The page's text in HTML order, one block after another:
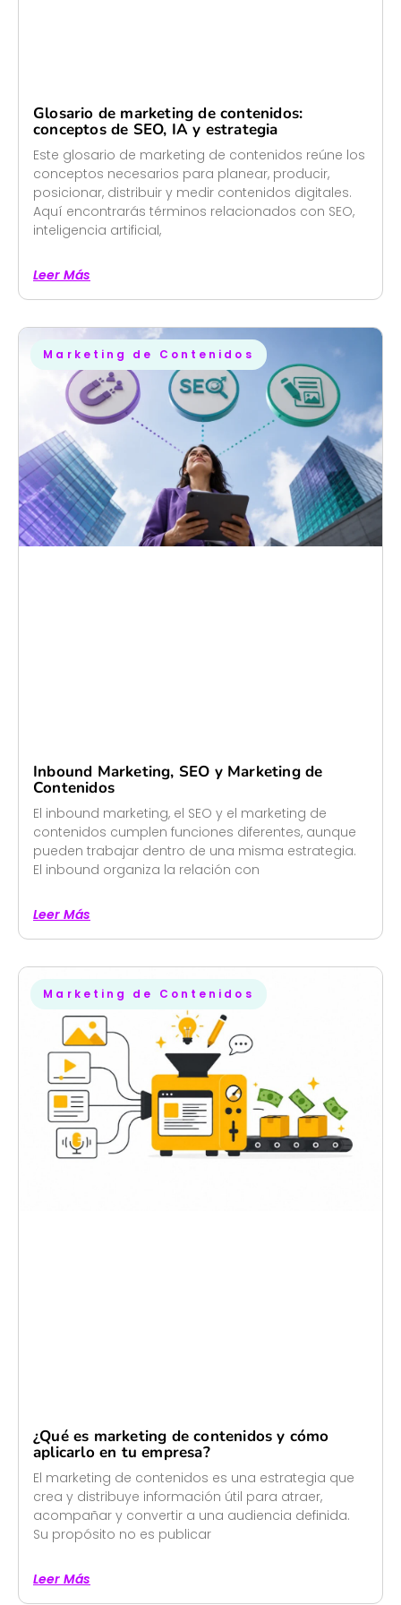
Glosario de marketing de contenidos:
conceptos de SEO, IA y estrategia
Este glosario de marketing de contenidos reúne los
conceptos necesarios para planear, producir,
posicionar, distribuir y medir contenidos digitales.
Aquí encontrarás términos relacionados con SEO,
inteligencia artificial,
Leer Más
Marketing de Contenidos
Inbound Marketing, SEO y Marketing de
Contenidos
El inbound marketing, el SEO y el marketing de
contenidos cumplen funciones diferentes, aunque
pueden trabajar dentro de una misma estrategia.
El inbound organiza la relación con
Leer Más
Marketing de Contenidos
¿Qué es marketing de contenidos y cómo
aplicarlo en tu empresa?
El marketing de contenidos es una estrategia que
crea y distribuye información útil para atraer,
acompañar y convertir a una audiencia definida.
Su propósito no es publicar
Leer Más